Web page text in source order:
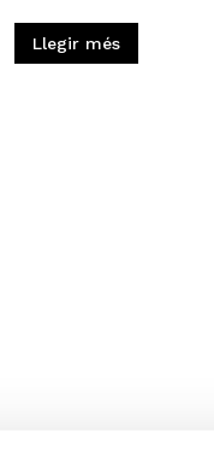
Llegir més